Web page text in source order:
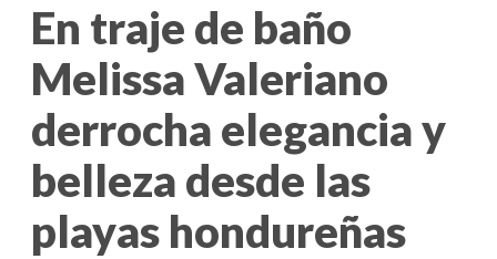
En traje de baño
Melissa Valeriano
derrocha elegancia y
belleza desde las
playas hondureñas